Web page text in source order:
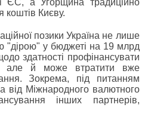
коштів Києву.
позики Україна не лише
"дірою" у бюджеті на 19 млрд
здатності профінансувати
але й може втратити вже
Зокрема, під питанням
від Міжнародного валютного
інших партнерів,